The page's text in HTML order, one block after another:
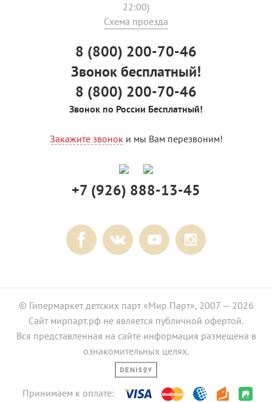
22:00)
Схема проезда
8 (800) 200-70-46
Звонок бесплатный!
8 (800) 200-70-46
Звонок по России Бесплатный!
Закажите звоноки мы Вам перезвоним!
+7 (926) 888-13-45
© Гипермаркет детских парт «Мир Парт», 2007 — 2026
Сайт мирпарт.рф не является публичной офертой.
Вся представленная на сайте информация размещена в
ознакомительных целях.
Принимаем к оплате: